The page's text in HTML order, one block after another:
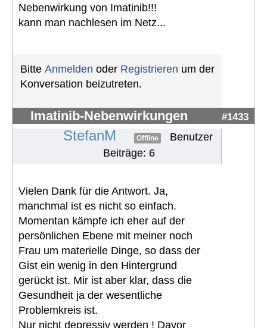
Nebenwirkung von Imatinib!!!
kann man nachlesen im Netz...
Bitte Anmelden oder Registrieren um der
Konversation beizutreten.
Imatinib-Nebenwirkungen #1433
StefanM Offline
Benutzer
Beiträge: 6
Vielen Dank für die Antwort. Ja,
manchmal ist es nicht so einfach.
Momentan kämpfe ich eher auf der
persönlichen Ebene mit meiner noch
Frau um materielle Dinge, so dass der
Gist ein wenig in den Hintergrund
gerückt ist. Mir ist aber klar, dass die
Gesundheit ja der wesentliche
Problemkreis ist.
Nur nicht depressiv werden ! Davor